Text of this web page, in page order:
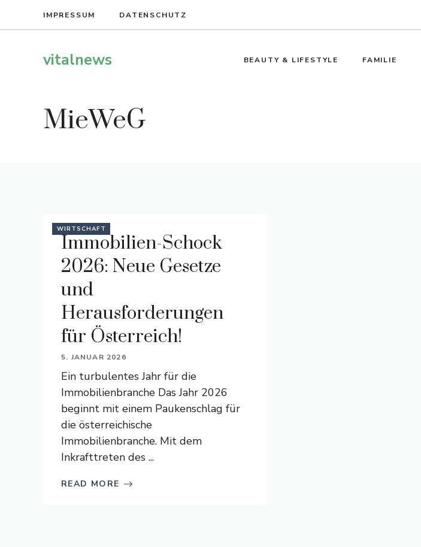
IMPRESSUM DATENSCHUTZ
vitalnews BEAUTY & LIFESTYLE FAMILIE
MieWeG
WIRTSCHAFT
Immobilien-Schock
2026: Neue Gesetze
und
Herausforderungen
für Österreich!
5. JANUAR 2026
Ein turbulentes Jahr für die
Immobilienbranche Das Jahr 2026
beginnt mit einem Paukenschlag für
die österreichische
Immobilienbranche. Mit dem
Inkrafttreten des ...
READ MORE